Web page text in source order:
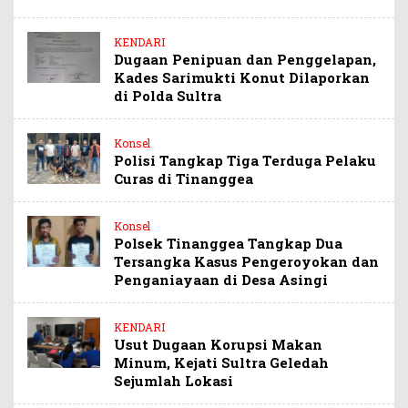
KENDARI
Dugaan Penipuan dan Penggelapan,
Kades Sarimukti Konut Dilaporkan
di Polda Sultra
Konsel
Polisi Tangkap Tiga Terduga Pelaku
Curas di Tinanggea
Konsel
Polsek Tinanggea Tangkap Dua
Tersangka Kasus Pengeroyokan dan
Penganiayaan di Desa Asingi
KENDARI
Usut Dugaan Korupsi Makan
Minum, Kejati Sultra Geledah
Sejumlah Lokasi